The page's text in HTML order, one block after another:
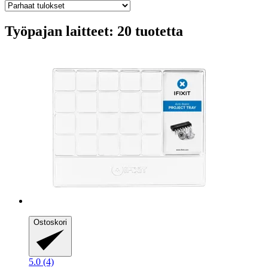
Työpajan laitteet: 20 tuotetta
Ostoskori
5.0 (4)